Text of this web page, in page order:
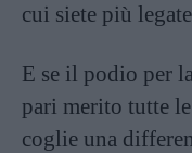
cui siete più
E se il podio per
pari merito tutte
coglie una